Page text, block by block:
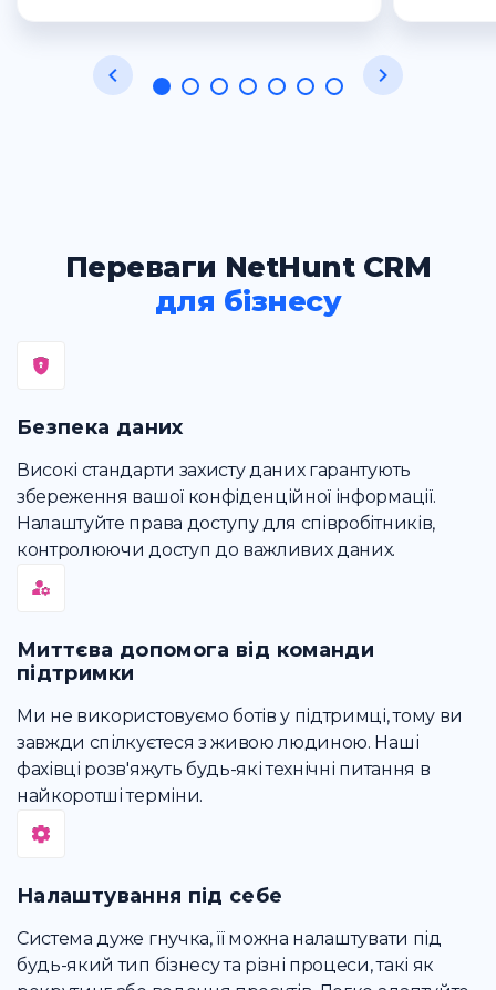
Переваги NetHunt CRM
для бізнесу
Безпека даних
Високі стандарти захисту даних гарантують
збереження вашої конфіденційної інформації.
Налаштуйте права доступу для співробітників,
контролюючи доступ до важливих даних.
Миттєва допомога від команди
підтримки
Ми не використовуємо ботів у підтримці, тому ви
завжди спілкуєтеся з живою людиною. Наші
фахівці розв'яжуть будь-які технічні питання в
найкоротші терміни.
Налаштування під себе
Система дуже гнучка, її можна налаштувати під
будь-який тип бізнесу та різні процеси, такі як